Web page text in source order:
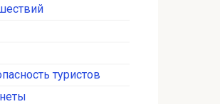
туристов